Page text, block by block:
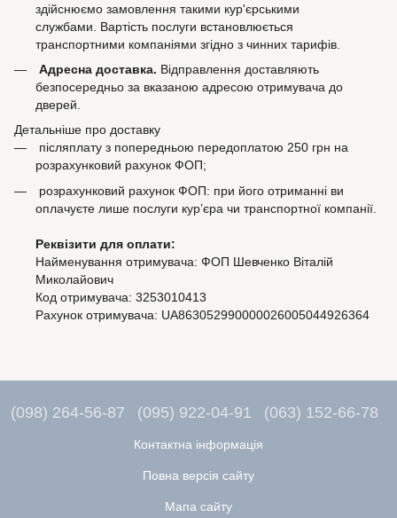
здійснюємо замовлення такими кур'єрськими
службами. Вартість послуги встановлюється
транспортними компаніями згідно з чинних тарифів.
Адресна доставка. Відправлення доставляють
безпосередньо за вказаною адресою отримувача до
дверей.
Детальніше про доставку
післяплату з попередньою передоплатою 250 грн на
розрахунковий рахунок ФОП;
розрахунковий рахунок ФОП: при його отриманні ви
оплачуєте лише послуги кур’єра чи транспортної компанії.
Реквізити для оплати:
Найменування отримувача: ФОП Шевченко Віталій
Миколайович
Код отримувача: 3253010413
Рахунок отримувача: UA863052990000026005044926364
(098) 264-56-87 (095) 922-04-91 (063) 152-66-78
Контактна інформація
Повна версія сайту
Мапа сайту